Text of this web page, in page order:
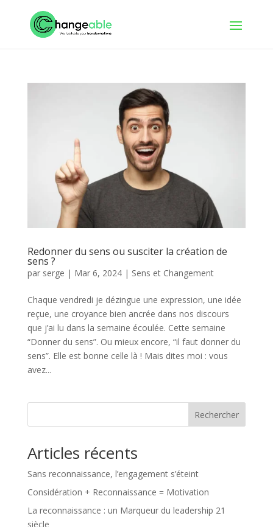
Redonner du sens ou susciter la création de
sens ?
par serge | Mar 6, 2024| Sens et Changement
Chaque vendredi je dézingue une expression, une idée
reçue, une croyance bien ancrée dans nos discours
que j’ai lu dans la semaine écoulée. Cette semaine
“Donner du sens”. Ou mieux encore, “il faut donner du
sens”. Elle est bonne celle là ! Mais dites moi : vous
avez...
Rechercher
Articles récents
Sans reconnaissance, l’engagement s’éteint
Considération + Reconnaissance = Motivation
La reconnaissance : un Marqueur du leadership 21
siècle